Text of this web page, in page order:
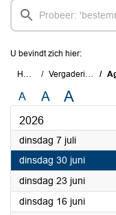
U bevindt zich hier:
Home Vergaderingen
A A A
2026
dinsdag 7 juli2026
dinsdag 30 juni2026
dinsdag 23 juni2026
dinsdag 16 juni2026